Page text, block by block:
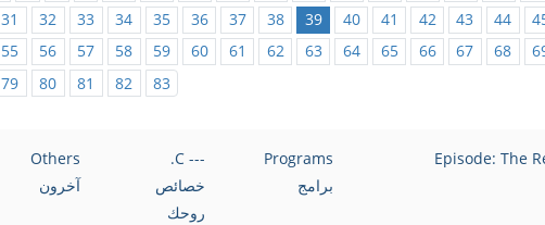
31 32 33 34 35 36 37 38 39 40 41 42 43 44
55 56 57 58 59 60 61 62 63 64 65 66 67 68
79 80 81 82 83
Programs
برامج
--- C.
خصائص
روحك
Others
آخرون